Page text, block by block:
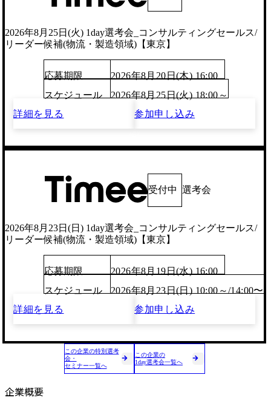
2026年8月25日(火) 1day選考会_コンサルティングセールス/
リーダー候補(物流・製造領域)【東京】
応募期限
2026年8月20日(木) 16:00
スケジュール
2026年8月25日(火) 18:00～
詳細を見る
参加申し込み
受付中 選考会
2026年8月23日(日) 1day選考会_コンサルティングセールス/
リーダー候補(物流・製造領域)【東京】
応募期限
2026年8月19日(水) 16:00
スケジュール
2026年8月23日(日) 10:00～/14:00〜
詳細を見る
参加申し込み
この企業の特別選考
会・
セミナー一覧へ
この企業の
1day選考会一覧へ
企業概要